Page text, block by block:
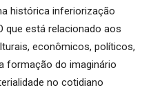
histórica inferiorização
que está relacionado aos
econômicos, políticos,
formação do imaginário
no cotidiano